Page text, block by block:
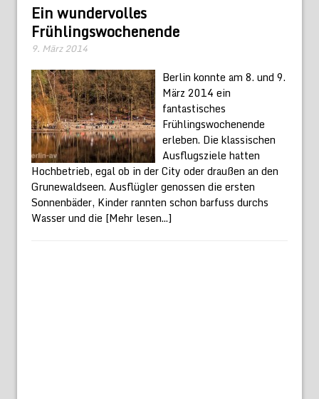
Ein wundervolles
Frühlingswochenende
9. März 2014
Berlin konnte am 8. und 9.
März 2014 ein
fantastisches
Frühlingswochenende
erleben. Die klassischen
Ausflugsziele hatten
Hochbetrieb, egal ob in der City oder draußen an den
Grunewaldseen. Ausflügler genossen die ersten
Sonnenbäder, Kinder rannten schon barfuss durchs
Wasser und die [Mehr lesen...]